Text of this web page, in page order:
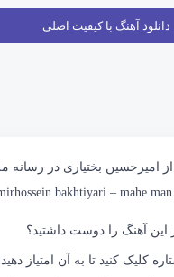
دانلود آهنگ با کیفیت اصلی
از امیرحسین بختیاری در رسانه
bakhtiyari – mahe
این آهنگ را دوست داشتید؟
کلیک کنید تا به آن امتیاز